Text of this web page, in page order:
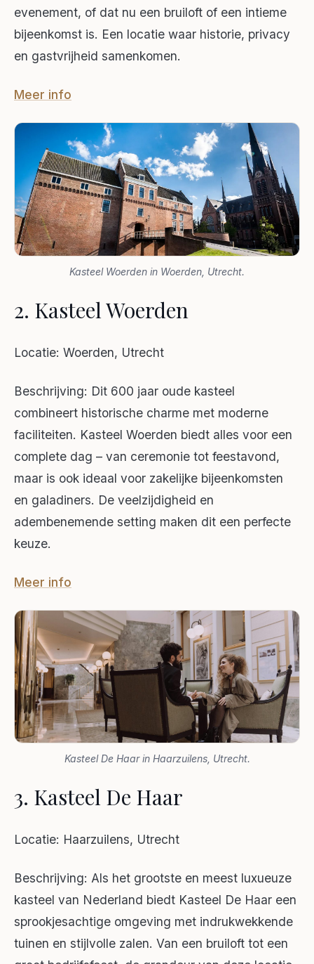
evenement, of dat nu een bruiloft of een intieme
bijeenkomst is. Een locatie waar historie, privacy
en gastvrijheid samenkomen.
Meer info
Kasteel Woerden in Woerden, Utrecht.
2. Kasteel Woerden
Locatie: Woerden, Utrecht
Beschrijving: Dit 600 jaar oude kasteel
combineert historische charme met moderne
faciliteiten. Kasteel Woerden biedt alles voor een
complete dag – van ceremonie tot feestavond,
maar is ook ideaal voor zakelijke bijeenkomsten
en galadiners. De veelzijdigheid en
adembenemende setting maken dit een perfecte
keuze.
Meer info
Kasteel De Haar in Haarzuilens, Utrecht.
3. Kasteel De Haar
Locatie: Haarzuilens, Utrecht
Beschrijving: Als het grootste en meest luxueuze
kasteel van Nederland biedt Kasteel De Haar een
sprookjesachtige omgeving met indrukwekkende
tuinen en stijlvolle zalen. Van een bruiloft tot een